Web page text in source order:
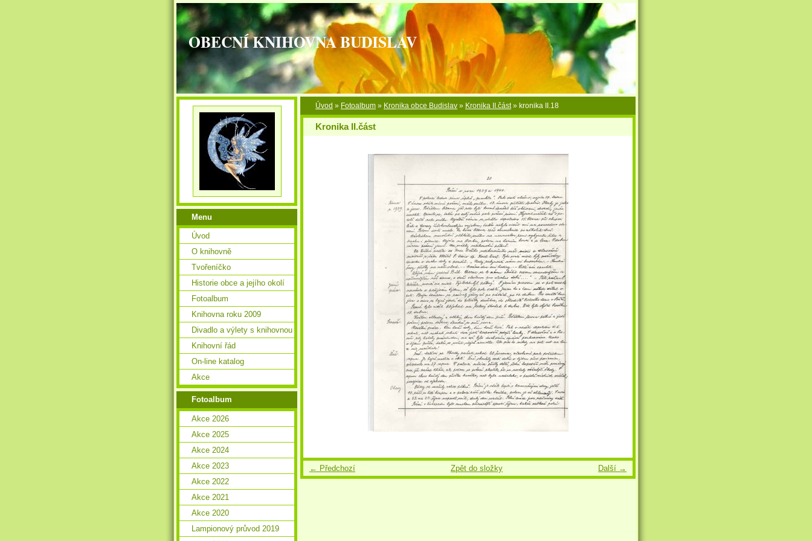
OBECNÍ KNIHOVNA BUDISLAV
Úvod » Fotoalbum » Kronika obce Budislav » Kronika II.část» kronika II.18
Kronika II.část
← Předchozí Další →
Zpět do složky
Menu
Úvod
O knihovně
Tvořeníčko
Historie obce a jejího okolí
Fotoalbum
Knihovna roku 2009
Divadlo a výlety s knihovnou
Knihovní řád
On-line katalog
Akce
Fotoalbum
Akce 2026
Akce 2025
Akce 2024
Akce 2023
Akce 2022
Akce 2021
Akce 2020
Lampionový průvod 2019